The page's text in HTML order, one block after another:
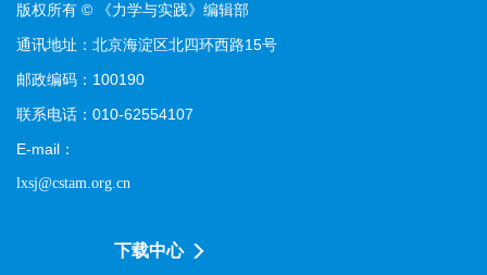
版权所有 © 《力学与实践》编辑部
通讯地址：北京海淀区北四环西路15号
邮政编码：100190
联系电话：010-62554107
E-mail：
lxsj@cstam.org.cn
下载中心